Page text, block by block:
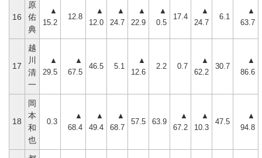
16
原
佑
典
▲
15.2
12.8
▲
12.0
▲
24.7
▲
22.9
▲
0.5
17.4
▲
24.7
6.1
▲
63.7
17
越
川
清
一
▲
29.5
▲
67.5
46.5 5.1
▲
12.6
2.2 0.7
▲
62.2
30.7
▲
86.6
18
岡
本
和
也
0.3
▲
68.4
▲
49.4
▲
68.7
57.5 63.9
▲
67.2
▲
10.3
47.5
▲
94.8